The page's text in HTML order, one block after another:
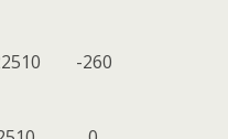
22510 -260